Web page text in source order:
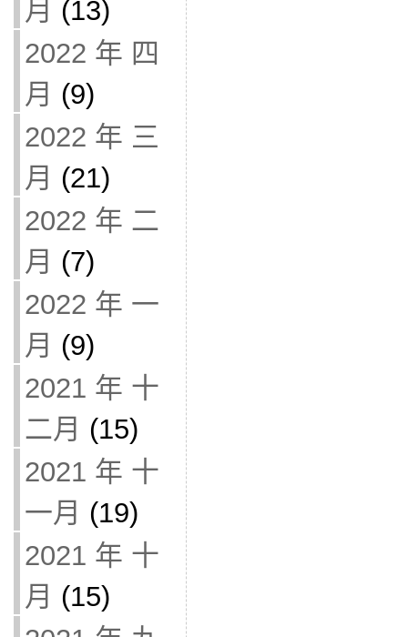
月 (13)
2022 年 四
月 (9)
2022 年 三
月 (21)
2022 年 二
月 (7)
2022 年 一
月 (9)
2021 年 十
二月 (15)
2021 年 十
一月 (19)
2021 年 十
月 (15)